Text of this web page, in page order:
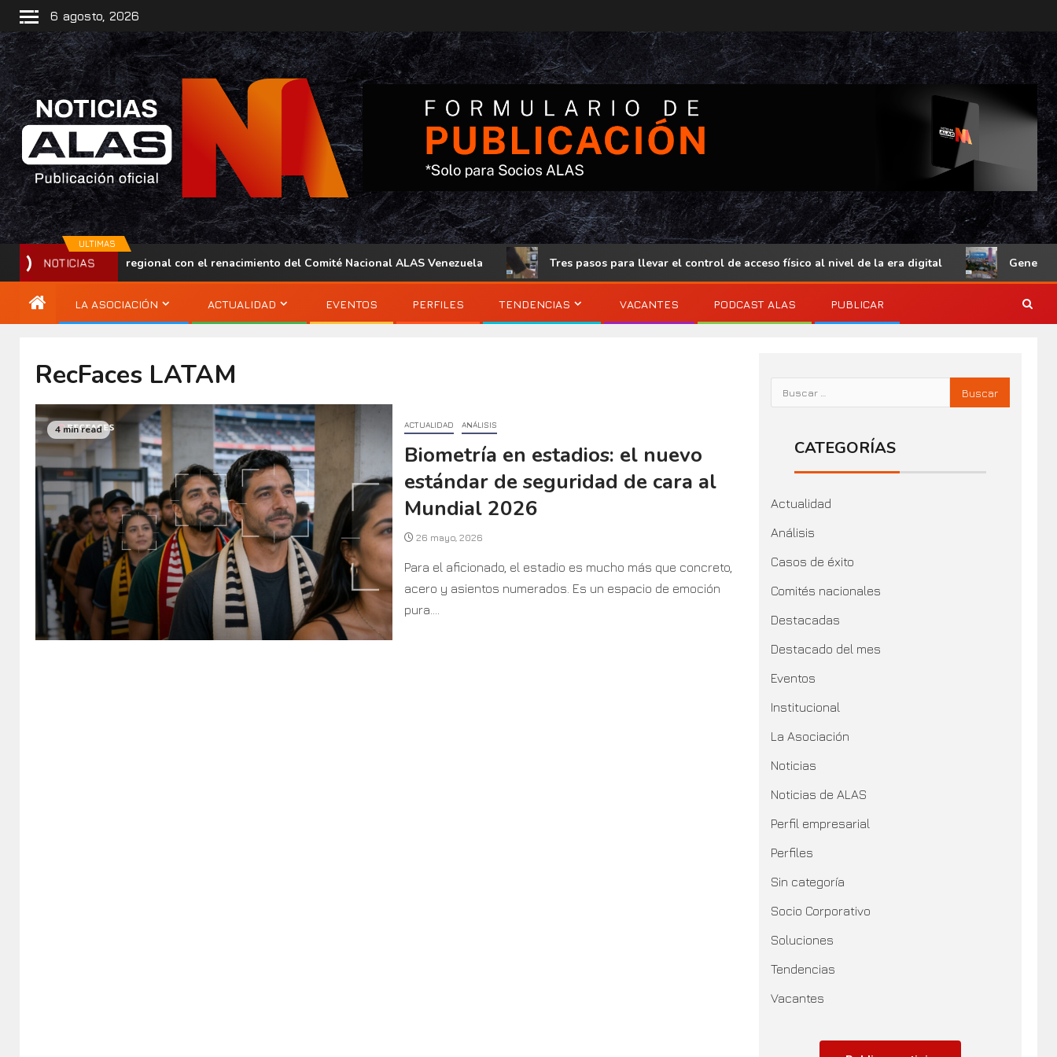
6 agosto, 2026
ULTIMAS
NOTICIAS
su presencia regional con el renacimiento del Comité Nacional ALAS Venezuela Tres pasos para llevar el control de acceso físico al nivel de la era digital Genetec
LA ASOCIACIÓN ACTUALIDAD EVENTOS PERFILES TENDENCIAS VACANTES PODCAST ALAS PUBLICAR
RecFaces LATAM
4 min read ACTUALIDAD ANÁLISIS
Biometría en estadios: el nuevo
estándar de seguridad de cara al
Mundial 2026
26 mayo, 2026
Para el aficionado, el estadio es mucho más que concreto,
acero y asientos numerados. Es un espacio de emoción
pura....
CATEGORÍAS
Actualidad
Análisis
Casos de éxito
Comités nacionales
Destacadas
Destacado del mes
Eventos
Institucional
La Asociación
Noticias
Noticias de ALAS
Perfil empresarial
Perfiles
Sin categoría
Socio Corporativo
Soluciones
Tendencias
Vacantes